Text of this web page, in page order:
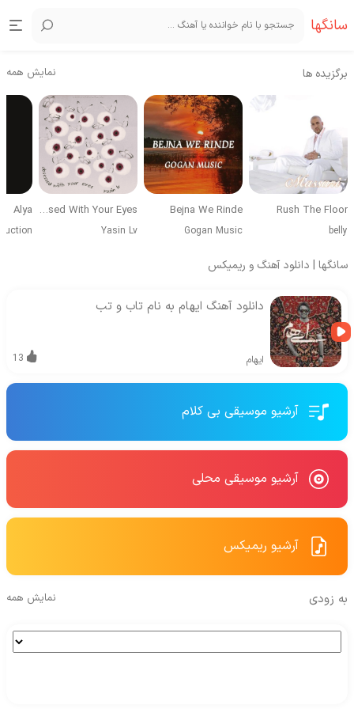
سانگها
برگزیده ها نمایش همه
Rush The Floor
belly
Bejna We Rinde
Gogan Music
Obsessed With Your Eyes
Yasin Lv
Alya
سانگها | دانلود آهنگ و ریمیکس
دانلود آهنگ ایهام به نام تاب و تب
ایهام 13
آرشیو موسیقی بی کلام
آرشیو موسیقی محلی
آرشیو ریمیکس
به زودی نمایش همه